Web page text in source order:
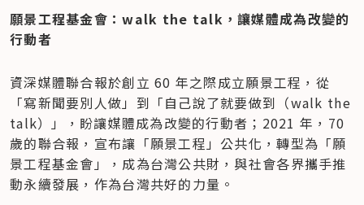
願景工程基金會：walk the talk，讓媒體成為改變的
行動者
資深媒體聯合報於創立 60 年之際成立願景工程，從
「寫新聞要別人做」到「自己說了就要做到（walk the
talk）」，盼讓媒體成為改變的行動者；2021 年，70
歲的聯合報，宣布讓「願景工程」公共化，轉型為「願
景工程基金會」，成為台灣公共財，與社會各界攜手推
動永續發展，作為台灣共好的力量。